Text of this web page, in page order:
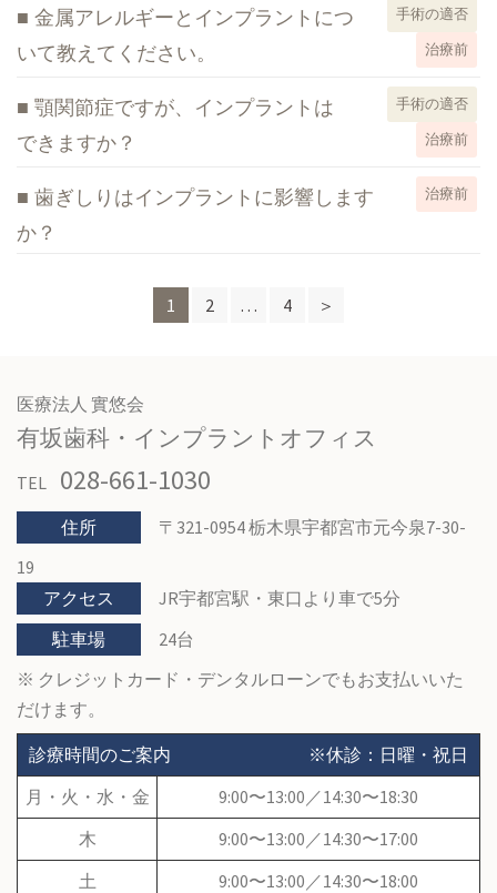
金属アレルギーとインプラントにつ
いて教えてください。
手術の適否
治療前
顎関節症ですが、インプラントは
できますか？
手術の適否
治療前
歯ぎしりはインプラントに影響します
か？
治療前
の
ペ
ー
ジ
送
り
1 2 … 4 ＞
医療法人 實悠会
有坂歯科・インプラントオフィス
TEL 028-661-1030
住所
〒321-0954 栃木県宇都宮市元今泉7-30-
19
アクセス
JR宇都宮駅・東口より車で5分
駐車場
24台
※ クレジットカード・デンタルローンでもお支払いいた
だけます。
診療時間のご案内
※休診：日曜・祝日
月・火・水・金
9:00〜13:00／14:30〜18:30
木
9:00〜13:00／14:30〜17:00
土
9:00〜13:00／14:30〜18:00